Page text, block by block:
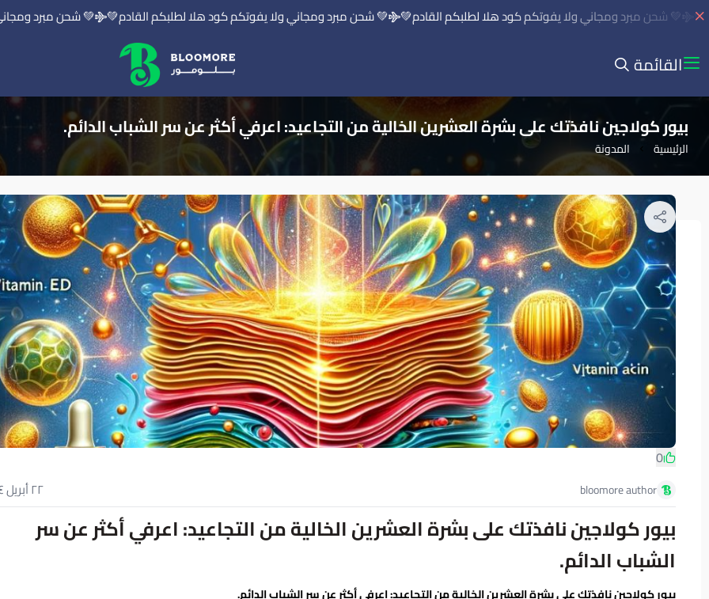
💚 شحن مبرد ومجاني ولا يفوتكم كود هلا لطلبكم القادم💚 💚 شحن مبرد ومجاني ولا يفوتكم كود هلا لطلبكم القادم💚 💚 شحن مبرد ومجاني
القائمة بلومور | BLOOMORE
بيور كولاجين نافذتك على بشرة العشرين الخالية من التجاعيد: اعرفي أكثر عن سر الشباب الدائم.
الرئيسية المدونة
0
bloomore author ٢٢ أبريل ٢٠٢٤
بيور كولاجين نافذتك على بشرة العشرين الخالية من التجاعيد: اعرفي أكثر عن سر
الشباب الدائم.
بيور كولاجين نافذتك على بشرة العشرين الخالية من التجاعيد: اعرفي أكثر عن سر الشباب الدائم.